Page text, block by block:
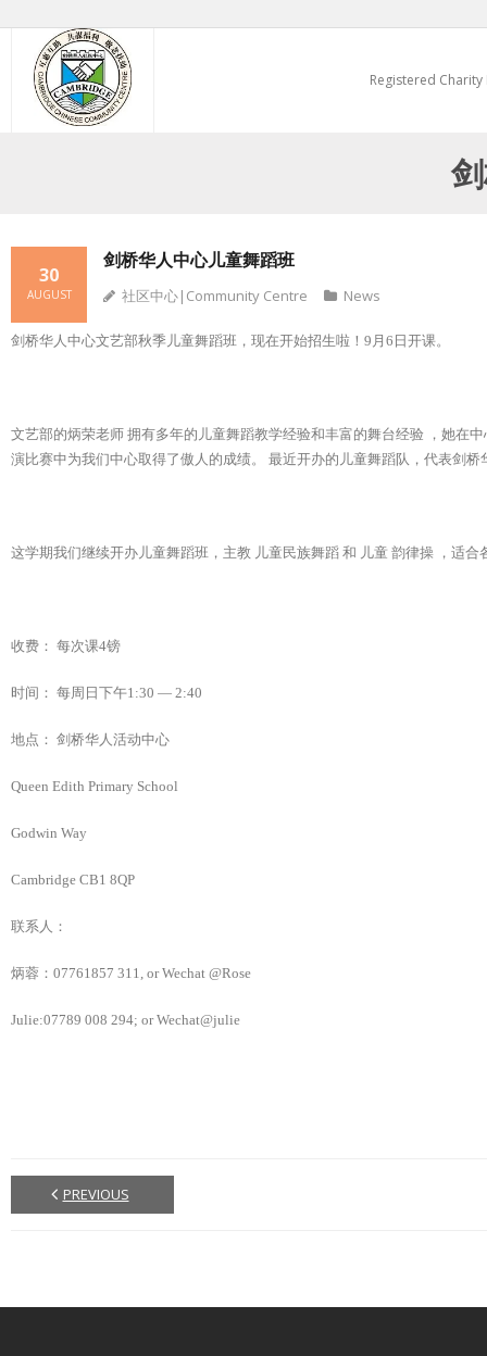
content
Registered
剑桥华人中心儿童舞蹈班
30
AUGUST 社区中心|Community Centre News
剑桥华人中心文艺部秋季儿童舞蹈班，现在开始招生啦！9月6日开课。
文艺部的炳荣老师 拥有多年的儿童舞蹈教学经验和丰富的舞台经验 ，她在
演比赛中为我们中心取得了傲人的成绩。 最近开办的儿童舞蹈队，代表剑
这学期我们继续开办儿童舞蹈班，主教 儿童民族舞蹈 和 儿童 韵律操 ，适
收费： 每次课4镑
时间： 每周日下午1:30 — 2:40
地点： 剑桥华人活动中心
Queen Edith Primary School
Godwin Way
Cambridge CB1 8QP
联系人：
炳蓉：07761857 311, or Wechat @Rose
Julie:07789 008 294; or Wechat@julie
PREVIOUS